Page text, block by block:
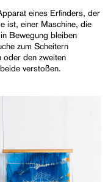
eines Erfinders, der
ist, einer Maschine, die
Bewegung bleiben
zum Scheitern
oder den zweiten
verstoßen.